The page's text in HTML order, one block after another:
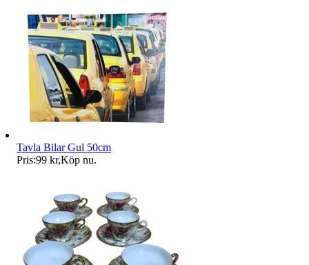
Tavla Bilar Gul 50cm
Pris:99 kr,Köp nu.